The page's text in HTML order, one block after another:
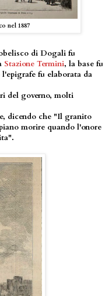
nel 1887
di Dogali fu
Stazione Termini, la base fu
fu elaborata da
del governo, molti
dicendo che "Il granito
morire quando l'onore